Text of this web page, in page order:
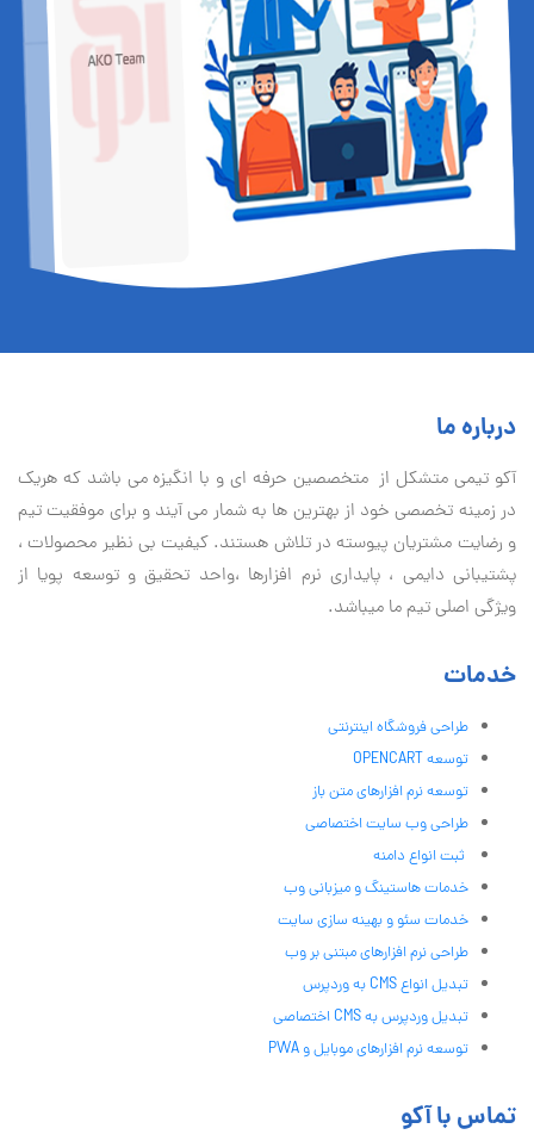
درباره ما
آكو تيمی متشکل از متخصصین حرفه ای و با انگیزه می باشد که هریک
در زمینه تخصصی خود از بهترین ها به شمار می آیند و برای موفقیت تيم
و رضایت مشتریان پیوسته در تلاش هستند. کیفیت بی نظير محصولات ،
پشتیبانی دايمی ، پایداری نرم افزارها ،واحد تحقیق و توسعه پویا از
ویژگی اصلی تیم ما میباشد.
خدمات
طراحی فروشگاه اینترنتی
توسعه OPENCART
توسعه نرم افزارهای متن باز
طراحی وب سایت اختصاصی
ثبت انواع دامنه
خدمات هاستینگ و میزبانی وب
خدمات سئو و بهینه سازی سایت
طراحی نرم افزارهای مبتنی بر وب
تبدیل انواع CMS به وردپرس
تبدیل وردپرس به CMS اختصاصی
توسعه نرم افزارهای موبایل و PWA
تماس با آکو